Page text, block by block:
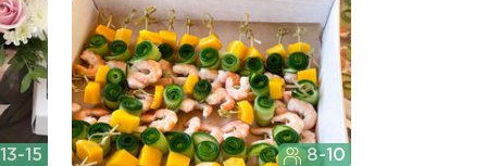
15 8-10